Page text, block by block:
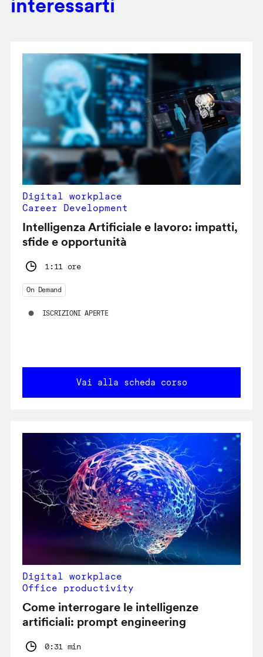
interessarti
Digital workplace
Career Development
Intelligenza Artificiale e lavoro: impatti,
sfide e opportunità
1:11 ore
On Demand
ISCRIZIONI APERTE
Vai alla scheda corso
Digital workplace
Office productivity
Come interrogare le intelligenze
artificiali: prompt engineering
0:31 min